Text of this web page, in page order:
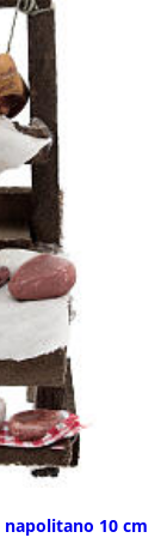
napolitano 10 cm